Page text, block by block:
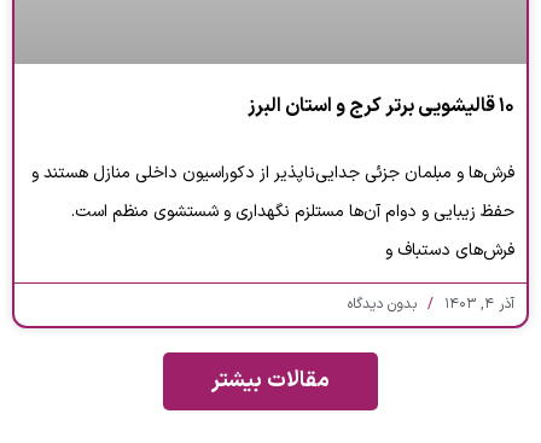
۱۰ قالیشویی برتر کرج و استان البرز
فرش‌ها و مبلمان جزئی جدایی‌ناپذیر از دکوراسیون داخلی منازل هستند و
حفظ زیبایی و دوام آن‌ها مستلزم نگهداری و شستشوی منظم است.
فرش‌های دستباف و
آذر ۴, ۱۴۰۳ بدون دیدگاه
مقالات بیشتر